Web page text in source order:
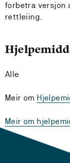
forbetra versjon
rettleiing.
Alle
Meir om
Meir om